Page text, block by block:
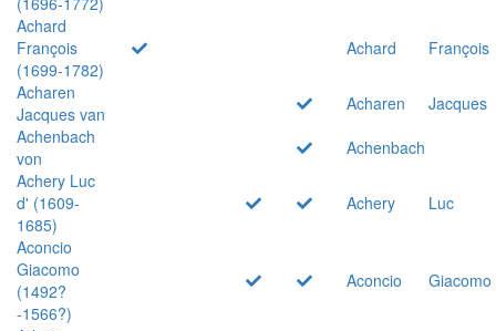
Achard
François
(1699-1782)
Achard
François
Acharen
Jacques van
Acharen
Jacques
Achenbach
von
Achenbach
Achery Luc
d' (1609-
1685)
Achery
Luc
Aconcio
Giacomo
(1492?
-1566?)
Aconcio Giacomo